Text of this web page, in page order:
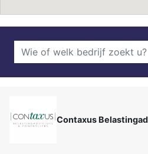
Contaxus